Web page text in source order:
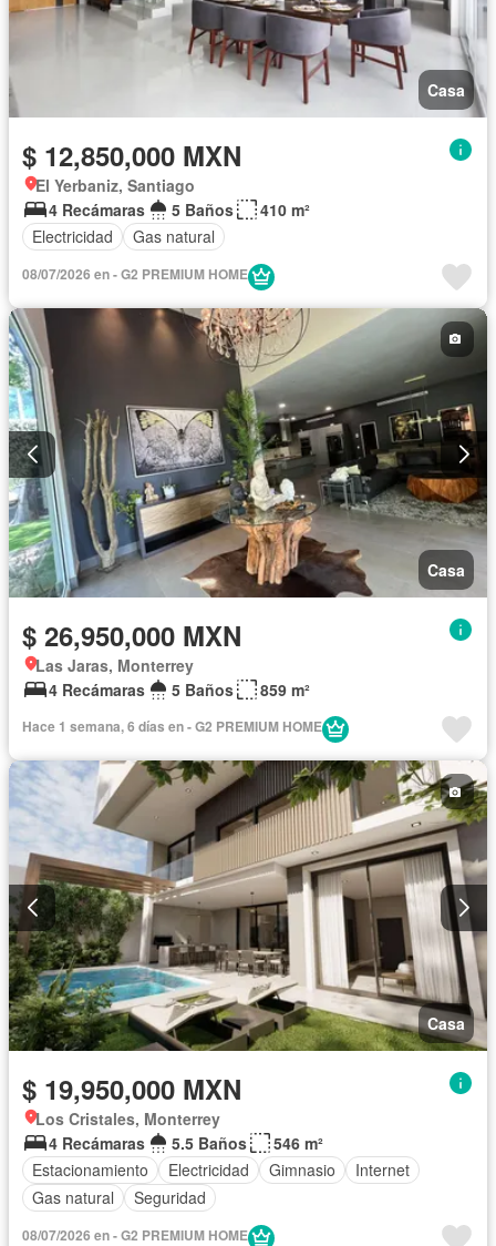
Casa
$ 12,850,000 MXN
El Yerbaniz, Santiago
4 Recámaras
5 Baños
410 m²
Electricidad
Gas natural
08/07/2026 en - G2 PREMIUM HOME
Casa
$ 26,950,000 MXN
Las Jaras, Monterrey
4 Recámaras
5 Baños 859 m²
Hace 1 semana, 6 días en - G2 PREMIUM HOME
Casa
$ 19,950,000 MXN
Los Cristales, Monterrey
4 Recámaras
5.5 Baños
546 m²
Estacionamiento
Electricidad Gimnasio
Internet
Gas natural
Seguridad
08/07/2026 en - G2 PREMIUM HOME